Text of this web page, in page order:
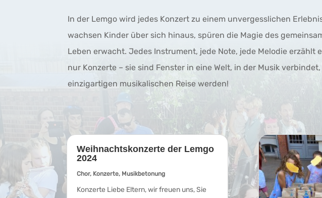
In der Lemgo wird jedes Konzert zu einem unvergesslichen
wachsen Kinder über sich hinaus, spüren die Magie des
Leben erwacht. Jedes Instrument, jede Note, jede Melodie
nur Konzerte – sie sind Fenster in eine Welt, in der Musik
einzigartigen musikalischen Reise werden!
Weihnachtskonzerte der Lemgo
2024
Chor, Konzerte, Musikbetonung
Konzerte Liebe Eltern, wir freuen uns, Sie